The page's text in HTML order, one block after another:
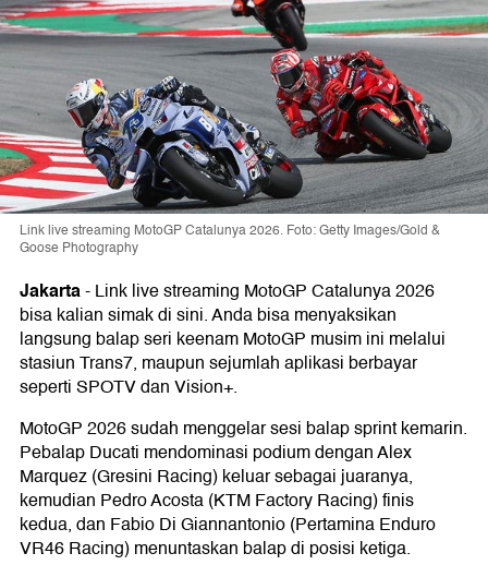
Link live streaming MotoGP Catalunya 2026. Foto: Getty Images/Gold &
Goose Photography
Jakarta-Link live streaming MotoGP Catalunya 2026
bisa kalian simak di sini. Anda bisa menyaksikan
langsung balap seri keenam MotoGP musim ini melalui
stasiun Trans7, maupun sejumlah aplikasi berbayar
seperti SPOTV dan Vision+.
MotoGP 2026 sudah menggelar sesi balap sprint kemarin.
Pebalap Ducati mendominasi podium dengan Alex
Marquez (Gresini Racing) keluar sebagai juaranya,
kemudian Pedro Acosta (KTM Factory Racing) finis
kedua, dan Fabio Di Giannantonio (Pertamina Enduro
VR46 Racing) menuntaskan balap di posisi ketiga.